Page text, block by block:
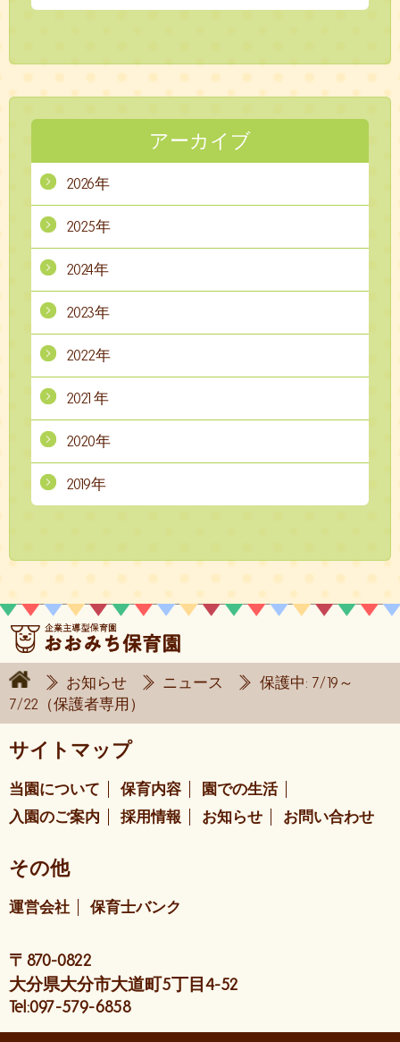
アーカイブ
2026年
2025年
2024年
2023年
2022年
2021年
2020年
2019年
お知らせ ニュース
保護中: 7/19～
7/22（保護者専用）
サイトマップ
当園について 保育内容
園での生活
入園のご案内
採用情報 お知らせ お問い合わせ
その他
運営会社 保育士バンク
〒870-0822
大分県大分市大道町5丁目4-52
Tel:097-579-6858